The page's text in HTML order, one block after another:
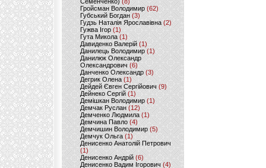
Гройсман Володимир(62)
Губський Богдан (3)
Гудзь Наталія Ярославівна(2)
Гужва Ігор (1)
Гута Микола (1)
Давиденко Валерій (1)
Данилець Володимир(1)
Данилюк Олександр
Олександрович (6)
Данченко Олександр (3)
Дегрик Олена(1)
Дейдей Євген Сергійович(9)
Дейнеко Сергій (1)
Демішкан Володимир(1)
Демчак Руслан (12)
Демченко Людмила (1)
Демчина Павло (4)
Демчишин Володимир (5)
Демчук Ольга(1)
Денисенко Анатолій Петрович
(1)
Денисенко Андрій (6)
Денисенко Вадим Ігорович (4)